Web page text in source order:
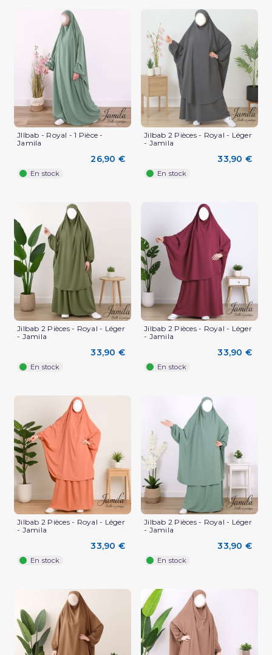
JIlbab - Royal - 1 Pièce -
Jamila
26,90 €
En stock
Jilbab 2 Pièces - Royal - Léger
- Jamila
33,90 €
En stock
Jilbab 2 Pièces - Royal - Léger
- Jamila
33,90 €
En stock
Jilbab 2 Pièces - Royal - Léger
- Jamila
33,90 €
En stock
Jilbab 2 Pièces - Royal - Léger
- Jamila
33,90 €
En stock
Jilbab 2 Pièces - Royal - Léger
- Jamila
33,90 €
En stock